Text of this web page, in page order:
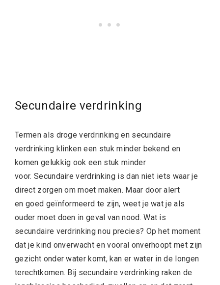
Secundaire verdrinking
Termen als droge verdrinking en secundaire
verdrinking klinken een stuk minder bekend en
komen gelukkig ook een stuk minder
voor. Secundaire verdrinking is dan niet iets waar je
direct zorgen om moet maken. Maar door alert
en goed geïnformeerd te zijn, weet je wat je als
ouder moet doen in geval van nood. Wat is
secundaire verdrinking nou precies? Op het moment
dat je kind onverwacht en vooral onverhoopt met zijn
gezicht onder water komt, kan er water in de longen
terechtkomen. Bij secundaire verdrinking raken de